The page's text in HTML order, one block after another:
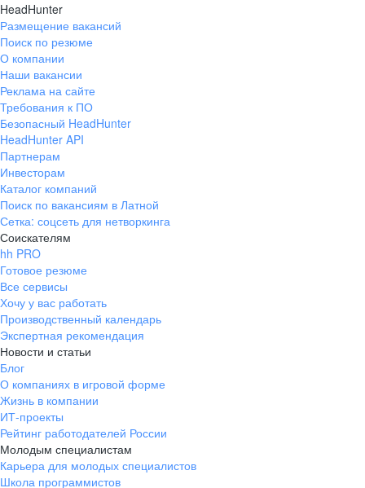
Екатеринбург
ул. Боевых Дружин, стр. 20,
+7 343 226-79-99
pr@ural.hh.ru
ул. Янковского, д. 169, 7 этаж,
706 каб.
+7 861 205-55-57
pr@krd.hh.ru
Владивосток
пер. Ланинский д. 4, офис 3.4
+7 423 202-33-28
pr@dv.hh.ru
Новосибирск
ул. Большевистская, д. 35,
помещение 21
+7 383 207-94-64
pr@nsk.hh.ru
HeadHunter
Размещение вакансий
Поиск по резюме
О компании
Наши вакансии
Реклама на сайте
Требования к ПО
Безопасный HeadHunter
HeadHunter API
Партнерам
Инвесторам
Каталог компаний
Поиск по вакансиям в Латной
Сетка: соцсеть для нетворкинга
Соискателям
hh PRO
Готовое резюме
Все сервисы
Хочу у вас работать
Производственный календарь
Экспертная рекомендация
Новости и статьи
Блог
О компаниях в игровой форме
Жизнь в компании
ИТ-проекты
Рейтинг работодателей России
Молодым специалистам
Карьера для молодых специалистов
Школа программистов